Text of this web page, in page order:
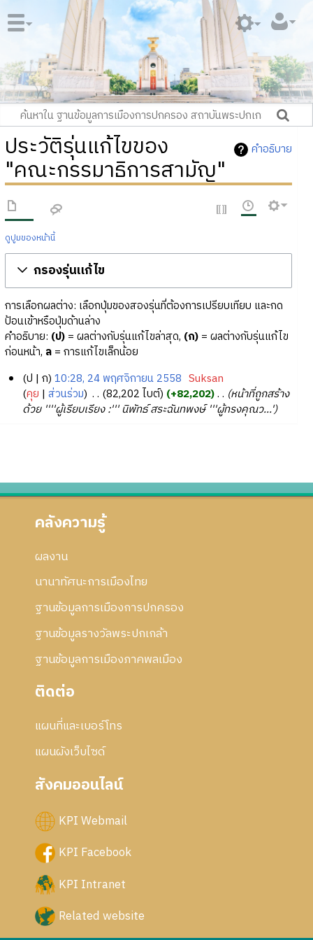
คำอธิบาย
ประวัติรุ่นแก้ไขของ
"คณะกรรมาธิการสามัญ"
ดูปูมของหน้านี้
กรองรุ่นแก้ไข
การเลือกผลต่าง: เลือกปุ่มของสองรุ่นที่ต้องการเปรียบเทียบ และกด
ป้อนเข้าหรือปุ่มด้านล่าง
คำอธิบาย: (ป)= ผลต่างกับรุ่นแก้ไขล่าสุด, (ก)= ผลต่างกับรุ่นแก้ไข
ก่อนหน้า, ล= การแก้ไขเล็กน้อย
จิ
ก
ป ก 10:28, 24 พฤศจิกายน 2558 Suksan
คุย ส่วนร่วม ‎ 82,202 ไบต์ +82,202 ‎
หน้าที่ถูกสร้าง
ด้วย ''''ผู้เรียบเรียง :''' นิพัทธ์ สระฉันทพงษ์ '''ผู้ทรงคุณว...'
คลังความรู้
ผลงาน
นานาทัศนะการเมืองไทย
ฐานข้อมูลการเมืองการปกครอง
ฐานข้อมูลรางวัลพระปกเกล้า
ฐานข้อมูลการเมืองภาคพลเมือง
ติดต่อ
แผนที่และเบอร์โทร
แผนผังเว็บไซด์
สังคมออนไลน์
KPI Webmail
KPI Facebook
KPI Intranet
Related website